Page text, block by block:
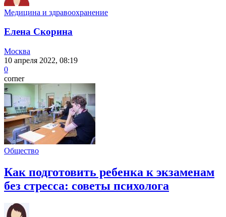
Медицина и здравоохранение
Елена Скорина
Москва
10 апреля 2022, 08:19
0
corner
Общество
Как подготовить ребенка к экзаменам
без стресса: советы психолога